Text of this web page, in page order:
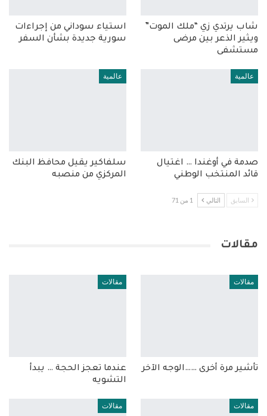
شاب يرتدي زي “ملك الموت”
ويثير الذعر بين مرضى
مستشفى
استياء سوداني من إجراءات
سورية جديدة بشأن السفر
عالمية
صدمة في أوغندا … اغتيال
قائد المنتخب الوطني
عالمية
سلفاكير يقيل محافظ البنك
المركزي من منصبه
السابق التالي 1 من 71
مقالات
مقالات
تأشير مرة أخرى ……الوجه الآخر
مقالات
عندما تعجز الحجة … يبدأ
التشويه
مقالات مقالات